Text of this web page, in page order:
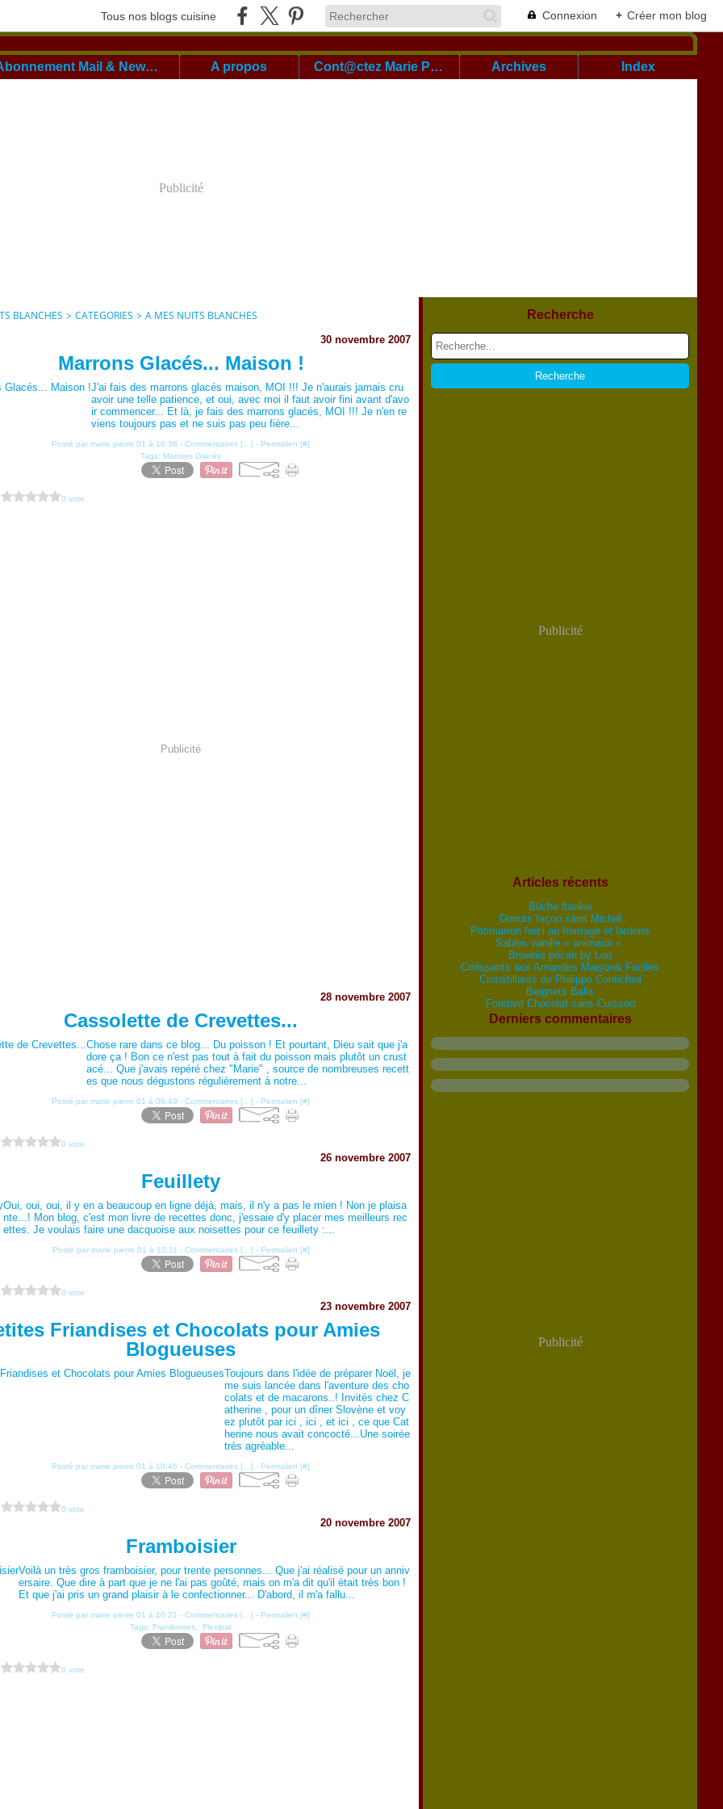
Tous nos blogs cuisine Connexion + Créer mon blog
Abonnement Mail & Newsletter A propos Cont@ctez Marie Pierre Archives Index
Publicité
BLANCHES > CATEGORIES > A MES NUITS BLANCHES
30 novembre 2007
Marrons Glacés... Maison !
J'ai fais des marrons glacés maison, MOI !!! Je n'aurais jamais cru
avoir une telle patience, et oui, avec moi il faut avoir fini avant d'avo
ir commencer... Et là, je fais des marrons glacés, MOI !!! Je n'en re
viens toujours pas et ne suis pas peu fière...
Posté par marie pierre 01 à 16:38 - Commentaires [ ] - Permalien [#]
Tags: Marrons Glacés
0 vote
Publicité
28 novembre 2007
Cassolette de Crevettes...
Chose rare dans ce blog... Du poisson ! Et pourtant, Dieu sait que j'a
dore ça ! Bon ce n'est pas tout à fait du poisson mais plutôt un crust
acé... Que j'avais repéré chez "Marie" , source de nombreuses recett
es que nous dégustons régulièrement à notre...
Posté par marie pierre 01 à 09:49 - Commentaires [ ] - Permalien [#]
0 vote
26 novembre 2007
Feuillety
Oui, oui, oui, il y en a beaucoup en ligne déjà, mais, il n'y a pas le mien ! Non je plaisa
nte...! Mon blog, c'est mon livre de recettes donc, j'essaie d'y placer mes meilleurs rec
ettes. Je voulais faire une dacquoise aux noisettes pour ce feuillety :...
Posté par marie pierre 01 à 10:11 - Commentaires [… ] - Permalien [#]
0 vote
23 novembre 2007
Friandises et Chocolats pour Amies
Blogueuses
Toujours dans l'idée de préparer Noël, je
me suis lancée dans l'aventure des cho
colats et de macarons..! Invités chez C
atherine , pour un dîner Slovène et voy
ez plutôt par ici , ici , et ici , ce que Cat
herine nous avait concocté...Une soirée
très agréable...
Posté par marie pierre 01 à 10:46 - Commentaires [ ] - Permalien [#]
0 vote
20 novembre 2007
Framboisier
Voilà un très gros framboisier, pour trente personnes... Que j'ai réalisé pour un anniv
ersaire. Que dire à part que je ne l'ai pas goûté, mais on m'a dit qu'il était très bon !
Et que j'ai pris un grand plaisir à le confectionner... D'abord, il m'a fallu...
Posté par marie pierre 01 à 10:21 - Commentaires [ ] - Permalien [#]
Tags: Framboises Flexipat
0 vote
Recherche
Publicité
Articles récents
Bûche flankie
Donuts façon saint Michel
Potimarron farci au fromage et lardons
Sables vanille « animaux «
Brownie pécan by Lou
Croissants aux Amandes Maison& Faciles
Croustillants de Philippe Contichini
Beignets Balls
Fondant Chocolat sans Cuisson
Derniers commentaires
Publicité